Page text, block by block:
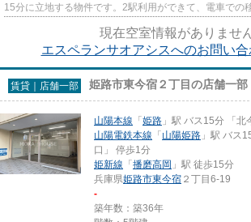
15分に立地する物件です。2駅利用ができて、電車での
当社スタッフが地域の賃貸情報...
現在空室情報がありません
エスペランサオアシスへのお問い
賃貸｜店舗一部 姫路市東今宿２丁目の店舗一部
山陽本線 「姫路 」駅 バス15分 「
山陽電鉄本線 「山陽姫路 」駅 バス
口」 停歩1分
姫新線 「播磨高岡 」駅 徒歩15分
兵庫県姫路市東今宿 ２丁目6-19
-
築年数：築36年